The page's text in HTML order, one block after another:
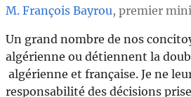
M. François Bayrou, premier
Un grand nombre de nos
algérienne ou détiennent la
algérienne et française. Je ne
responsabilité des décisions